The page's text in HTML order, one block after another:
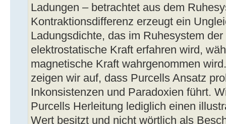
Ladungen – betrachtet aus dem
Kontraktionsdifferenz erzeugt ein
Ladungsdichte, das im Ruhesystem
elektrostatische Kraft erfahren wird,
magnetische Kraft wahrgenommen
zeigen wir auf, dass Purcells Ansatz
Inkonsistenzen und Paradoxien führt.
Purcells Herleitung lediglich einen
Wert besitzt und nicht wörtlich als